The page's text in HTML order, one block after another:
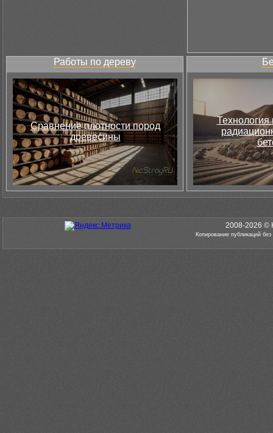
Работы по дереву
Сравнение плотности пород
древесины
Технология
2008-2026 ©
Копирование публикаций